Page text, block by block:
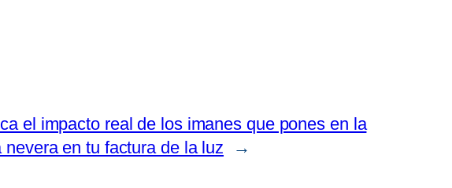
el impacto real de los imanes que pones en la
nevera en tu factura de la luz
→